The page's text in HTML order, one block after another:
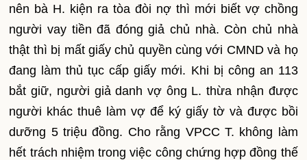
nên bà H. kiện ra tòa đòi nợ thì mới biết vợ chồng
người vay tiền đã đóng giả chủ nhà. Còn chủ nhà
thật thì bị mất giấy chủ quyền cùng với CMND và họ
đang làm thủ tục cấp giấy mới. Khi bị công an 113
bắt giữ, người giả danh vợ ông L. thừa nhận được
người khác thuê làm vợ để ký giấy tờ và được bồi
dưỡng 5 triệu đồng. Cho rằng VPCC T. không làm
hết trách nhiệm trong việc công chứng hợp đồng thế